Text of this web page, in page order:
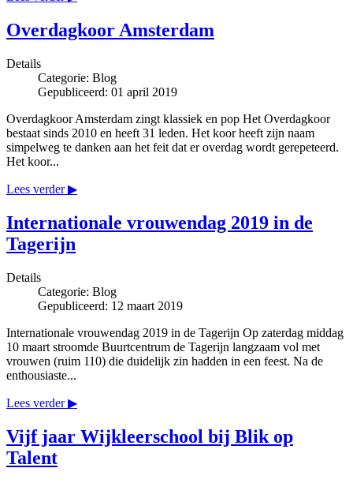
Overdagkoor Amsterdam
Details
Categorie: Blog
Gepubliceerd: 01 april 2019
Overdagkoor Amsterdam zingt klassiek en pop Het Overdagkoor
bestaat sinds 2010 en heeft 31 leden. Het koor heeft zijn naam
simpelweg te danken aan het feit dat er overdag wordt gerepeteerd.
Het koor...
Lees verder ▶
Internationale vrouwendag 2019 in de
Tagerijn
Details
Categorie: Blog
Gepubliceerd: 12 maart 2019
Internationale vrouwendag 2019 in de Tagerijn Op zaterdag middag
10 maart stroomde Buurtcentrum de Tagerijn langzaam vol met
vrouwen (ruim 110) die duidelijk zin hadden in een feest. Na de
enthousiaste...
Lees verder ▶
Vijf jaar Wijkleerschool bij Blik op
Talent